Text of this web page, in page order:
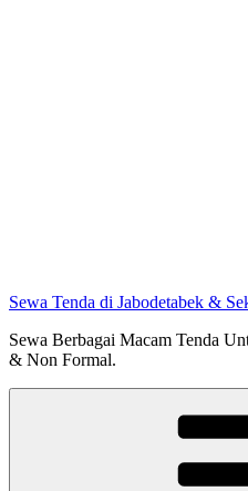
Sewa Tenda di Jabodetabek &
Sewa Berbagai Macam Tenda
& Non Formal.